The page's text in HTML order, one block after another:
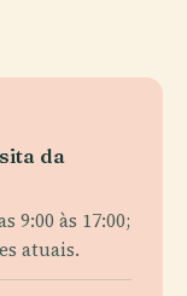
da
9:00 às 17:00;
atuais.